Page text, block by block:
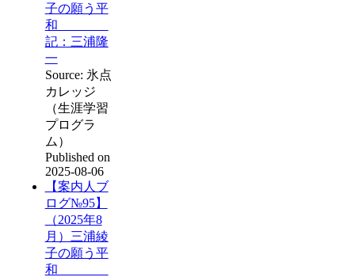
子の願う平
和
記：三浦隆
一
Source: 氷点
カレッジ
（生涯学習
プログラ
ム）
Published on
2025-08-06
【案内人ブ
ログ№95】
（2025年8
月）三浦綾
子の願う平
和